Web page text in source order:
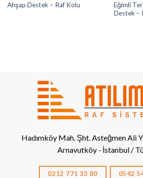
Ahşap Destek – Raf Kolu
Eğimli
Destek –
Hadımköy Mah. Şht. Asteğmen Ali
Arnavutköy - İstanbul /
0212 771 33 80 0542